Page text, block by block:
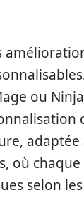
ou
adaptée
où
selon les